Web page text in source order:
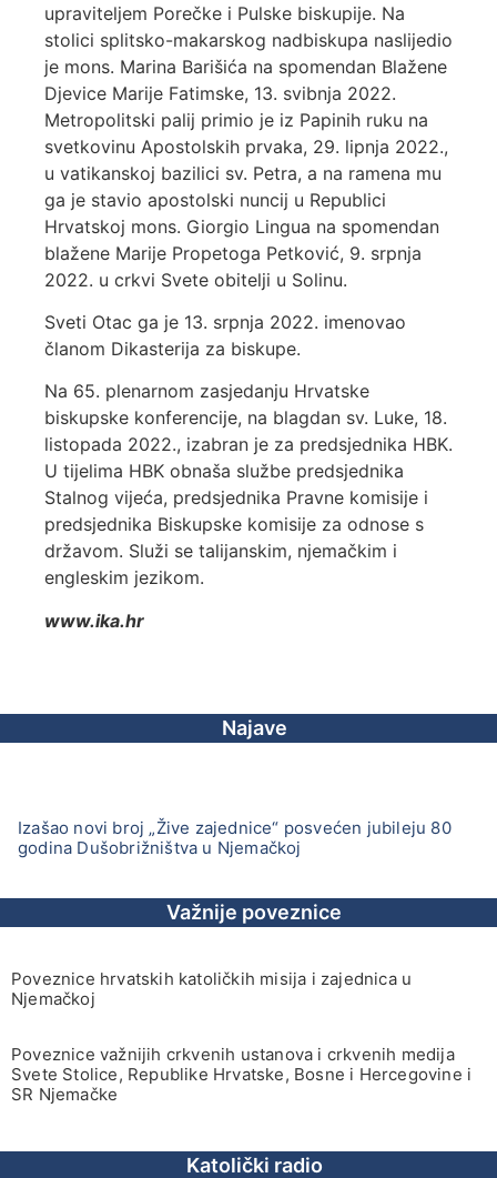
upraviteljem Porečke i Pulske biskupije. Na
stolici splitsko-makarskog nadbiskupa naslijedio
je mons. Marina Barišića na spomendan Blažene
Djevice Marije Fatimske, 13. svibnja 2022.
Metropolitski palij primio je iz Papinih ruku na
svetkovinu Apostolskih prvaka, 29. lipnja 2022.,
u vatikanskoj bazilici sv. Petra, a na ramena mu
ga je stavio apostolski nuncij u Republici
Hrvatskoj mons. Giorgio Lingua na spomendan
blažene Marije Propetoga Petković, 9. srpnja
2022. u crkvi Svete obitelji u Solinu.
Sveti Otac ga je 13. srpnja 2022. imenovao
članom Dikasterija za biskupe.
Na 65. plenarnom zasjedanju Hrvatske
biskupske konferencije, na blagdan sv. Luke, 18.
listopada 2022., izabran je za predsjednika HBK.
U tijelima HBK obnaša službe predsjednika
Stalnog vijeća, predsjednika Pravne komisije i
predsjednika Biskupske komisije za odnose s
državom. Služi se talijanskim, njemačkim i
engleskim jezikom.
www.ika.hr
Najave
Izašao novi broj „Žive zajednice“ posvećen jubileju 80
godina Dušobrižništva u Njemačkoj
Važnije poveznice
Poveznice hrvatskih katoličkih misija i zajednica u
Njemačkoj
Poveznice važnijih crkvenih ustanova i crkvenih medija
Svete Stolice, Republike Hrvatske, Bosne i Hercegovine i
SR Njemačke
Katolički radio